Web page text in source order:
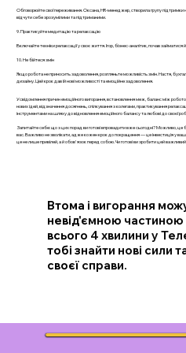
Обговорюйте свої переживання. Оксана, HR-менеджер, створила групу підтримки
відчути себе зрозумілими та підтриманими.
9. Практикуйте медитацію та релаксацію
Включайте техніки релаксації у своє життя. Ігор, бізнес-аналітик, почав
10. Не бійтеся змін
Якщо робота не приносить задоволення, розгляньте можливість змін. Настя,
дизайну. Цей крок дав їй нові можливості та емоційне задоволення.
Усвідомлення причин емоційного вигорання, встановлення меж, баланс між
нових ідей, відзначення досягнень, спілкування з колегами, практикування
інструментами на шляху до відновлення емоційного балансу та любові до своєї
Запитайте себе: що з цих порад ви готові впровадити вже сьогодні? Можливо, це
вас. Важливо не зволікати, адже кожен крок до покращення — це інвестиція у
це не лише привілей, а й обов'язок перед собою. Чи готові ви зробити цей
Втома і вигорання
невід'ємною
всього 4 хвилини у
тобі знайти нові сили
своєї справи.